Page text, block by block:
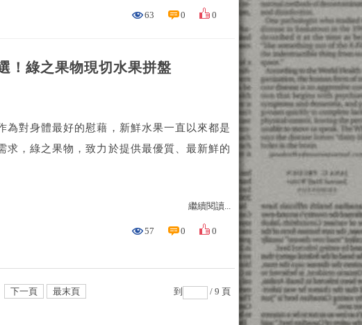
63 0 0
！綠之果物現切水果拼盤
對身體最好的慰藉，新鮮水果一直以來都是
，綠之果物，致力於提供最優質、最新鮮的
繼續閱讀...
57 0 0
下一頁 最末頁 到 / 9 頁